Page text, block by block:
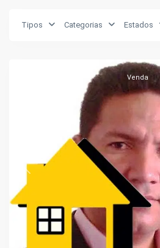
Tipos Categorias Estados
Francisco,
Previous
Venda